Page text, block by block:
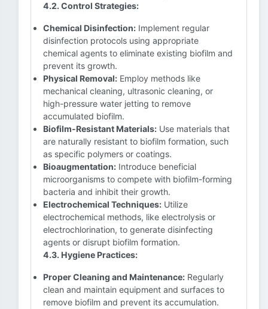
4.2. Control Strategies:
Chemical Disinfection: Implement regular
disinfection protocols using appropriate
chemical agents to eliminate existing biofilm and
prevent its growth.
Physical Removal: Employ methods like
mechanical cleaning, ultrasonic cleaning, or
high-pressure water jetting to remove
accumulated biofilm.
Biofilm-Resistant Materials: Use materials that
are naturally resistant to biofilm formation, such
as specific polymers or coatings.
Bioaugmentation: Introduce beneficial
microorganisms to compete with biofilm-forming
bacteria and inhibit their growth.
Electrochemical Techniques: Utilize
electrochemical methods, like electrolysis or
electrochlorination, to generate disinfecting
agents or disrupt biofilm formation.
4.3. Hygiene Practices:
Proper Cleaning and Maintenance: Regularly
clean and maintain equipment and surfaces to
remove biofilm and prevent its accumulation.